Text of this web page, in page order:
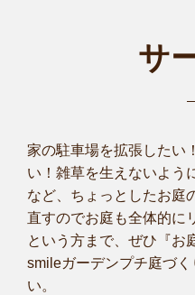
サ
家の駐車場を拡張したい
い！雑草を生えないよう
など、ちょっとしたお庭
直すのでお庭も全体的に
という方まで、ぜひ『
smileガーデンプチ庭づ
い。